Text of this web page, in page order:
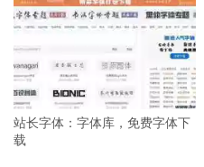
站长字体：字体库，免费字体下
载